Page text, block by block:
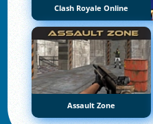
Clash Royale Online
Assault Zone